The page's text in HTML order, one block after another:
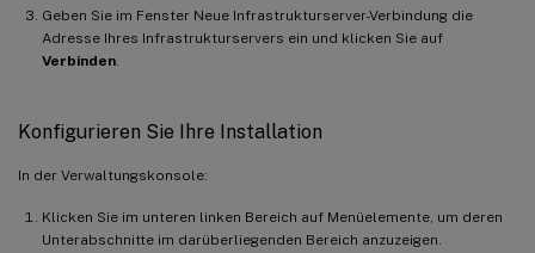
Geben Sie im Fenster Neue Infrastrukturserver-Verbindung die
Adresse Ihres Infrastrukturservers ein und klicken Sie auf
Verbinden
Konfigurieren Sie Ihre Installation
In der Verwaltungskonsole:
Klicken Sie im unteren linken Bereich auf Menüelemente, um deren
Unterabschnitte im darüberliegenden Bereich anzuzeigen.